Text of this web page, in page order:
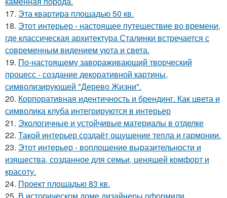
17. Эта квартира площадью 50 кв.
18. Этот интерьер - настоящее путешествие во времени,
где классическая архитектура Сталинки встречается с
современным видением уюта и света.
19. По-настоящему завораживающий творческий
процесс - создание декоративной картины,
символизирующей "Дерево Жизни".
20. Корпоративная идентичность и брендинг. Как цвета и
символика клуба интегрируются в интерьер
21. Экологичные и устойчивые материалы в отделке
22. Такой интерьер создаёт ощущение тепла и гармонии.
23. Этот интерьер - воплощение выразительности и
изящества, созданное для семьи, ценящей комфорт и
красоту.
24. Проект площадью 83 кв.
25. В историческом доме дизайнеры оформили